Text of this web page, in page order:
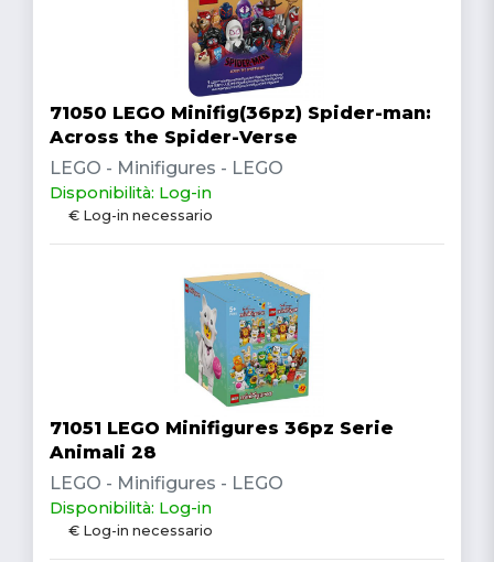
71050 LEGO Minifig(36pz) Spider-man:
Across the Spider-Verse
LEGO - Minifigures - LEGO
Disponibilità: Log-in
€ Log-in necessario
71051 LEGO Minifigures 36pz Serie
Animali 28
LEGO - Minifigures - LEGO
Disponibilità: Log-in
€ Log-in necessario